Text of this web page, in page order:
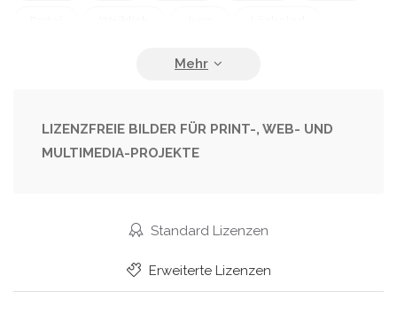
Lachen
Restaurant Schwarz Trinken Männer
Nacht Frau Lebensstil
Vier Aufregung
Wochenende
LIZENZFREIE BILDER FÜR PRINT-, WEB- UND
MULTIMEDIA-PROJEKTE
Standard Lizenzen
Erweiterte Lizenzen